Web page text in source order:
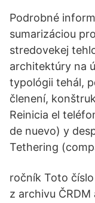
Podrobné
sumarizáciou
stredovekej
architektúry na
typológii tehál,
členení,
Reinicia el
de nuevo) y
Tethering
ročník Toto
z archivu